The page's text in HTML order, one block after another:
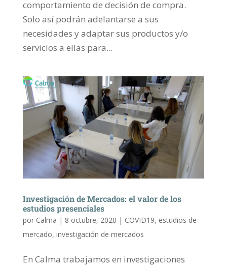
comportamiento de decisión de compra.
Solo así podrán adelantarse a sus
necesidades y adaptar sus productos y/o
servicios a ellas para...
Investigación de Mercados: el valor de los
estudios presenciales
por Calma | 8 octubre, 2020 | COVID19, estudios de
mercado, investigación de mercados
En Calma trabajamos en investigaciones